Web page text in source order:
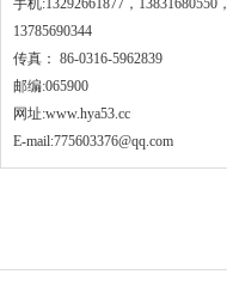
手机:13292661877，13831680550，
13785690344
传真： 86-0316-5962839
邮编:065900
网址:www.hya53.cc
E-mail:775603376@qq.com